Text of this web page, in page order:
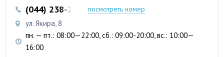
(044) 238-27-80посмотреть номер
ул. Якира, 8
пн. — пт.: 08:00—22:00, сб.: 09:00-20:00, вс.: 10:00—
16:00